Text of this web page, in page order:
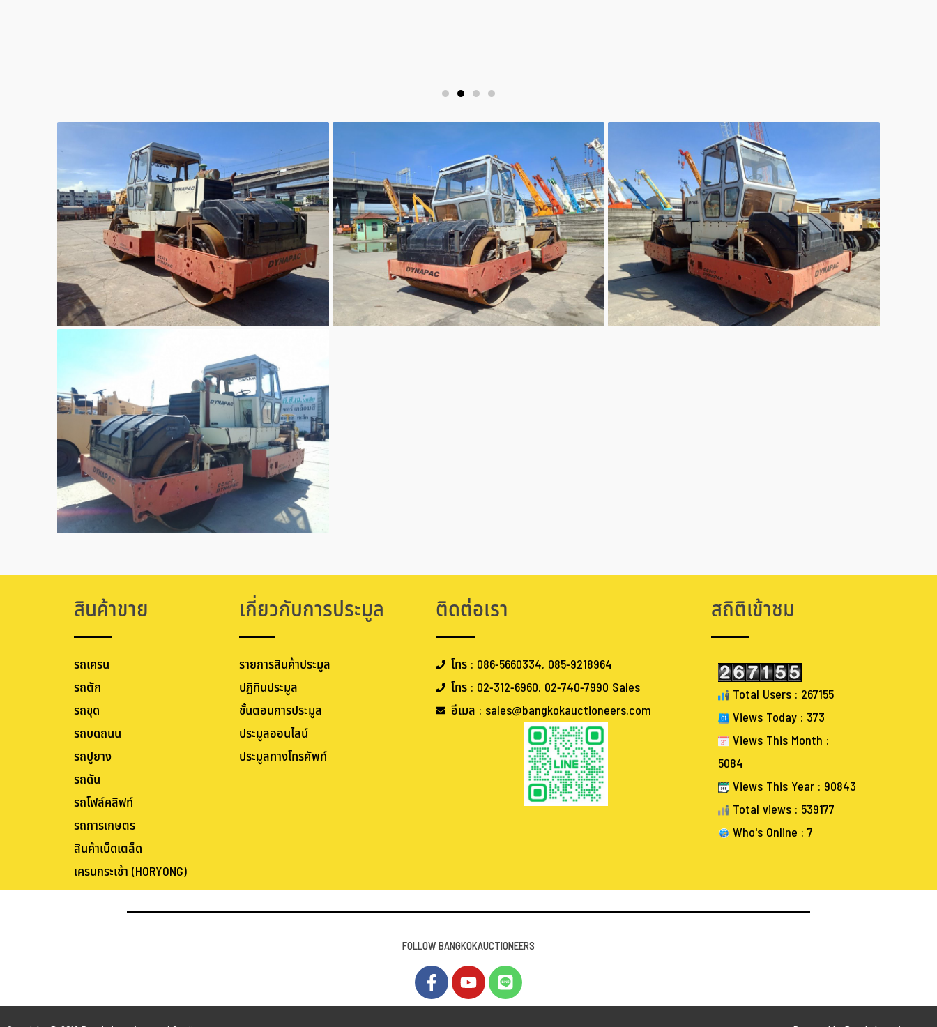
สินค้าขาย
รถเครน
รถตัก
รถขุด
รถบดถนน
รถปูยาง
รถดัน
รถโฟล์คลิฟท์
รถการเกษตร
สินค้าเบ็ดเตล็ด
เครนกระเช้า (HORYONG)
เกี่ยวกับการประมูล
รายการสินค้าประมูล
ปฏิทินประมูล
ขั้นตอนการประมูล
ประมูลออนไลน์
ประมูลทางโทรศัพท์
ติดต่อเรา
โทร : 086-5660334, 085-9218964
โทร : 02-312-6960, 02-740-7990 Sales
อีเมล : sales@bangkokauctioneers.com
สถิติเข้าชม
Total Users : 267155
Views Today : 373
Views This Month :
5084
Views This Year : 90843
Total views : 539177
Who's Online : 7
FOLLOW BANGKOKAUCTIONEERS